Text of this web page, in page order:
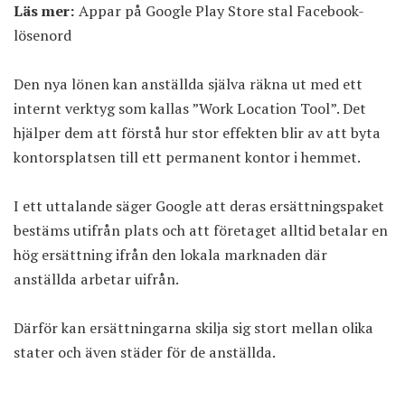
Läs mer: Appar på Google Play Store stal Facebook-
lösenord
Den nya lönen kan anställda själva räkna ut med ett
internt verktyg som kallas ”Work Location Tool”. Det
hjälper dem att förstå hur stor effekten blir av att byta
kontorsplatsen till ett permanent kontor i hemmet.
I ett uttalande säger Google att deras ersättningspaket
bestäms utifrån plats och att företaget alltid betalar en
hög ersättning ifrån den lokala marknaden där
anställda arbetar uifrån.
Därför kan ersättningarna skilja sig stort mellan olika
stater och även städer för de anställda.